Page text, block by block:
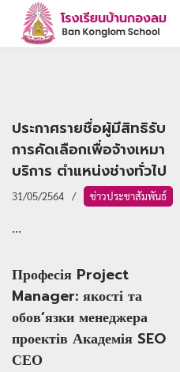
ประกาศรายชื่อผู้มีสิทธิรับ
การคัดเลือกเพื่อจ้างเหมา
บริการ ตำแหน่งช่างทั่วไป
31/05/2564 ข่าวประชาสัมพันธ์
...
Професія Project
Manager: якості та
обов’язки менеджера
проектів Академія SEO
СЕО